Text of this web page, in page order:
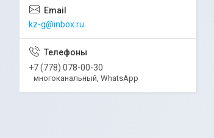
kz-g@inbox.ru
+7 (778) 078-00-30
многоканальный, WhatsApp